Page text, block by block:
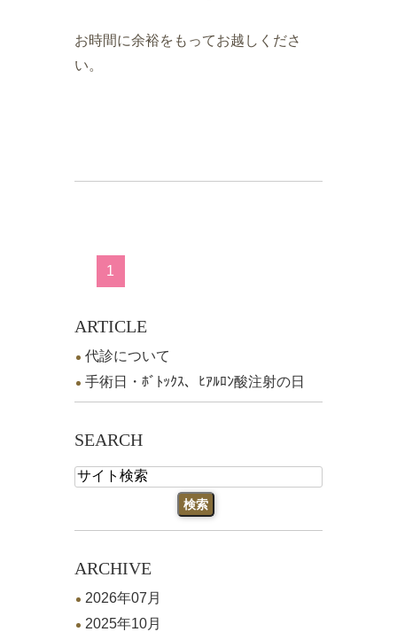
お時間に余裕をもってお越しくださ
い。
1
ARTICLE
代診について
手術日・ﾎﾞﾄｯｸｽ、ﾋｱﾙﾛﾝ酸注射の日
SEARCH
ARCHIVE
2026年07月
2025年10月